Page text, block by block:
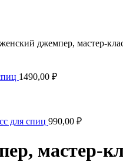
джемпер, мастер-
1490,00 ₽
для спиц 990,00 ₽
мастер-